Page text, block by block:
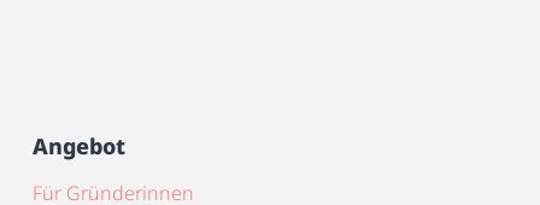
Angebot
Für Gründerinnen